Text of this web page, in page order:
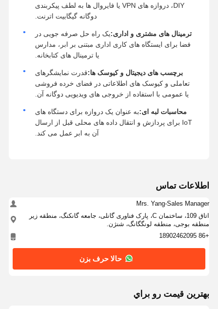
DIY، دروازه های VPN یا فایروال ها به لطف پیکربندی
دوگانه گیگابیت اترنت.
ترمینال های مشتری و اداری:یک راه حل صرفه جویی در
فضا برای ایستگاه های کاری اداری مبتنی بر ابر، مدارس
یا ترمینال های کتابخانه.
برچسب های دیجیتال و کیوسک ها:قدرت نمایشگرهای
تعاملی و کیوسک های اطلاعاتی در فضای خرده فروشی
یا عمومی با استفاده از خروجی های ویدیویی دوگانه آن.
محاسبات لبه ای:به عنوان یک دروازه برای دستگاه های
IoT برای پردازش و انتقال داده های محلی قبل از ارسال
آن به ابر عمل می کند.
اطلاعات تماس
Mrs. Yang-Sales Manager
اتاق 109، ساختمان C، پارک فناوری گانلی، جامعه گانکنگ، منطقه زیر
منطقه بوجی، منطقه لونگگانگ، شنژن.
+86 18902462095
حالا حرف بزن
بهترين قيمت رو براي